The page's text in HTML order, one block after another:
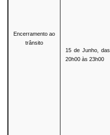
Encerramento ao
trânsito
15 de Junho, das
20h00 às 23h00